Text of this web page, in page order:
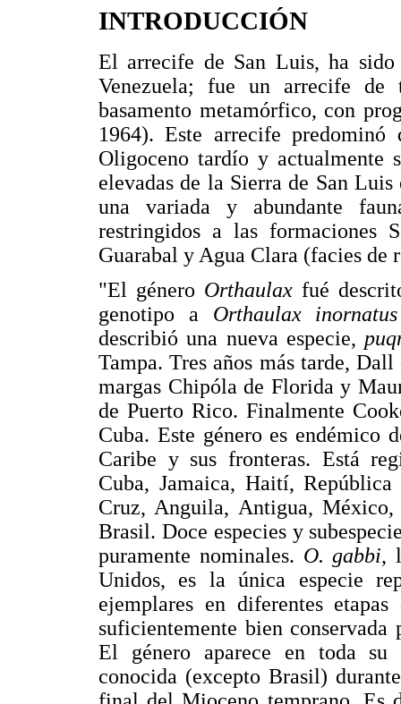
INTRODUCCIÓN
El arrecife de San Luis, ha
Venezuela; fue un arrecife de
basamento metamórfico, con
1964). Este arrecife
Oligoceno tardío y actualmente
elevadas de la Sierra de San
una variada y abundante
restringidos a las formaciones
Guarabal y Agua Clara (facies de
"El género Orthaulax fué
genotipo a Orthaulax inornatus
describió una nueva especie,
Tampa. Tres años más tarde,
margas Chipóla de Florida y
de Puerto Rico. Finalmente
Cuba. Este género es endémico
Caribe y sus fronteras. Está
Cuba, Jamaica, Haití,
Cruz, Anguila, Antigua,
Brasil. Doce especies y
puramente nominales. O. gabbi,
Unidos, es la única especie
ejemplares en diferentes
suficientemente bien
El género aparece en toda su
conocida (excepto Brasil)